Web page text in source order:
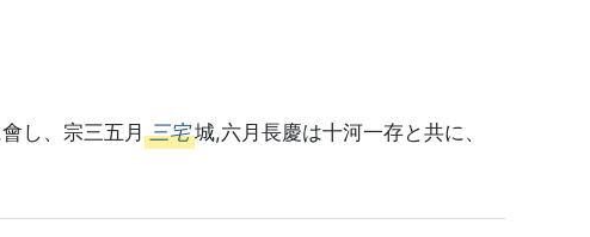
し、宗三五月 三宅 城,六月長慶は十河一存と共に、